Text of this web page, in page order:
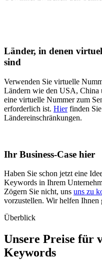
Länder, in denen
sind
Verwenden Sie virtuelle
Ländern wie den USA, China
eine virtuelle Nummer zum
erforderlich ist. Hierfinden Sie
Ländereinschränkungen.
Ihr Business-Case hier
Haben Sie schon jetzt eine
Keywords in Ihrem
Zögern Sie nicht, uns uns zu
vorzustellen. Wir helfen Ihnen
Überblick
Unsere Preise für
Keywords